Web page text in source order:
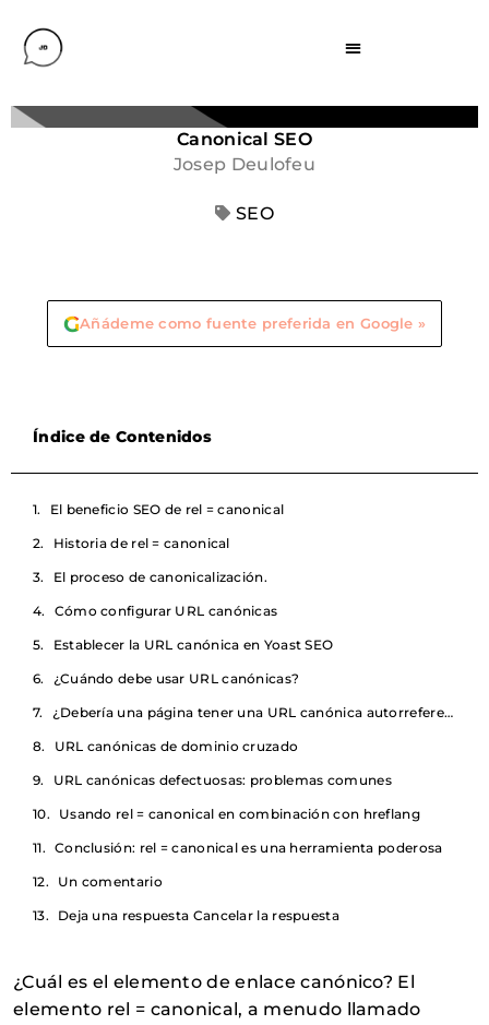
Canonical SEO
Josep Deulofeu
SEO
GAñádeme como fuente preferida en Google »
Índice de Contenidos
El beneficio SEO de rel = canonical
Historia de rel = canonical
El proceso de canonicalización.
Cómo configurar URL canónicas
Establecer la URL canónica en Yoast SEO
¿Cuándo debe usar URL canónicas?
¿Debería una página tener una URL canónica autorreferenciada?
URL canónicas de dominio cruzado
URL canónicas defectuosas: problemas comunes
Usando rel = canonical en combinación con hreflang
Conclusión: rel = canonical es una herramienta poderosa
Un comentario
Deja una respuesta Cancelar la respuesta
¿Cuál es el elemento de enlace canónico? El
elemento rel = canonical, a menudo llamado